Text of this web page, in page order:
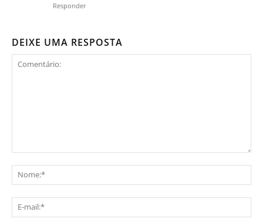
Responder
DEIXE UMA RESPOSTA